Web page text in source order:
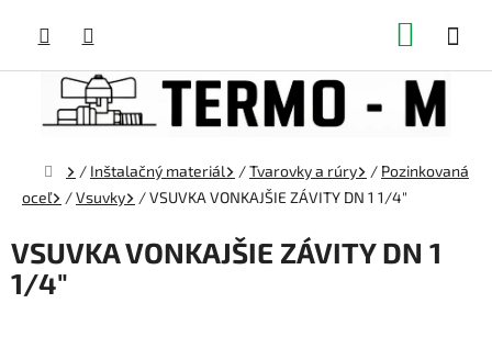
obsah
Domov
/ Inštalačný materiál /Tvarovky a rúry / Pozinkovaná
oceľ
/Vsuvky /VSUVKA VONKAJŠIE ZÁVITY DN 1 1/4"
VSUVKA VONKAJŠIE ZÁVITY DN 1
1/4"